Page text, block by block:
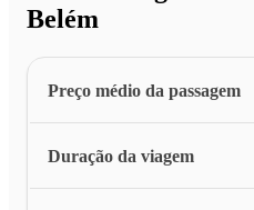
Belém
Preço médio da passagem
Duração da viagem